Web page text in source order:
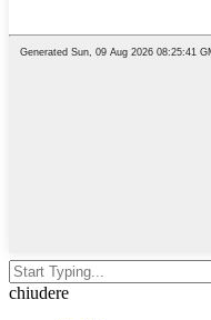
chiudere